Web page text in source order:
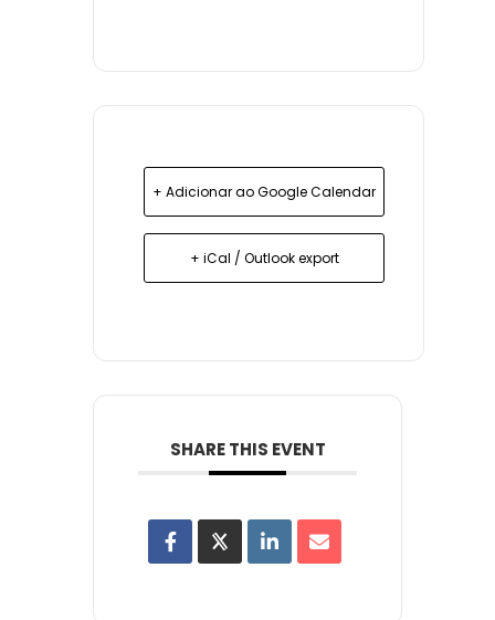
+ Adicionar ao Google Calendar
+ iCal / Outlook export
SHARE THIS EVENT